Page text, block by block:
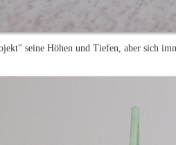
seine Höhen und Tiefen, aber sich